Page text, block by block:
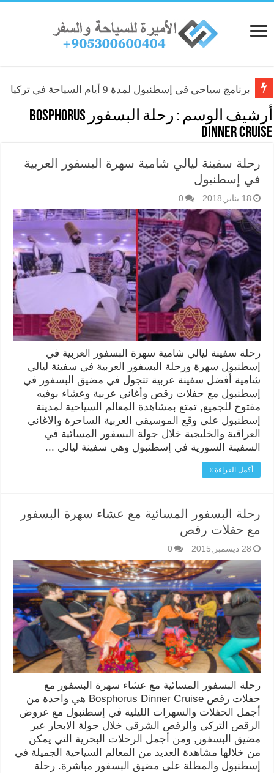
برنامج سياحي في إسطنبول لمدة 9 أيام السياحة في تركيا
أرشيف الوسم :
رحلة البسفور Bosphorus
Dinner Cruise
رحلة سفينة ليالي شامية سهرة البسفور العربية
في إسطنبول
18 يناير,2018 0
رحلة سفينة ليالي شامية سهرة البسفور العربية في
إسطنبول سهرة ورحلة البسفور العربية في سفينة ليالي
شامية أفضل سفينة عربية تتجول في مضيق البسفور في
إسطنبول مع حفلات رقص وأغاني عربية وعشاء بوفيه
مفتوح للجميع, تمتع بمشاهدة المعالم السياحية لمدينة
إسطنبول على وقع الموسيقى العربية الساحرة والاغاني
العراقية والخليجية خلال جولة البسفور المسائية في
السفينة السورية في إسطنبول وهي سفينة ليالي ...
أكمل القراءة »
رحلة البسفور المسائية مع عشاء سهرة البسفور
مع حفلات رقص
28 ديسمبر,2015 0
رحلة البسفور المسائية مع عشاء سهرة البسفور مع
حفلات رقص Bosphorus Dinner Cruise هي واحدة من
أجمل الحفلات والسهرات الليلية في إسطنبول مع عروض
الرقص التركي والرقص الشرقي خلال جولة الابحار عبر
مضيق البسفور, ومن أجمل الرحلات البحرية التي يمكن
من خلالها مشاهدة العديد من المعالم السياحية الجميلة في
إسطنبول والمطلة على مضيق البسفور مباشرة. رحلة